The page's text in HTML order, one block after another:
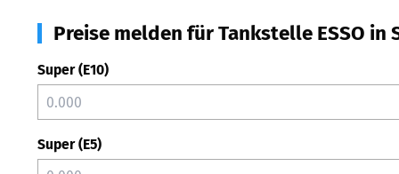
Preise melden für Tankstelle ESSO in
Super (E10)
Super (E5)